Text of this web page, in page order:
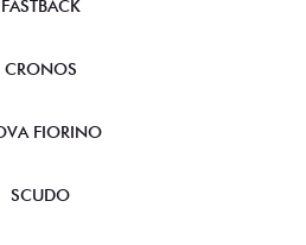
FASTBACK
CRONOS
FIORINO
SCUDO